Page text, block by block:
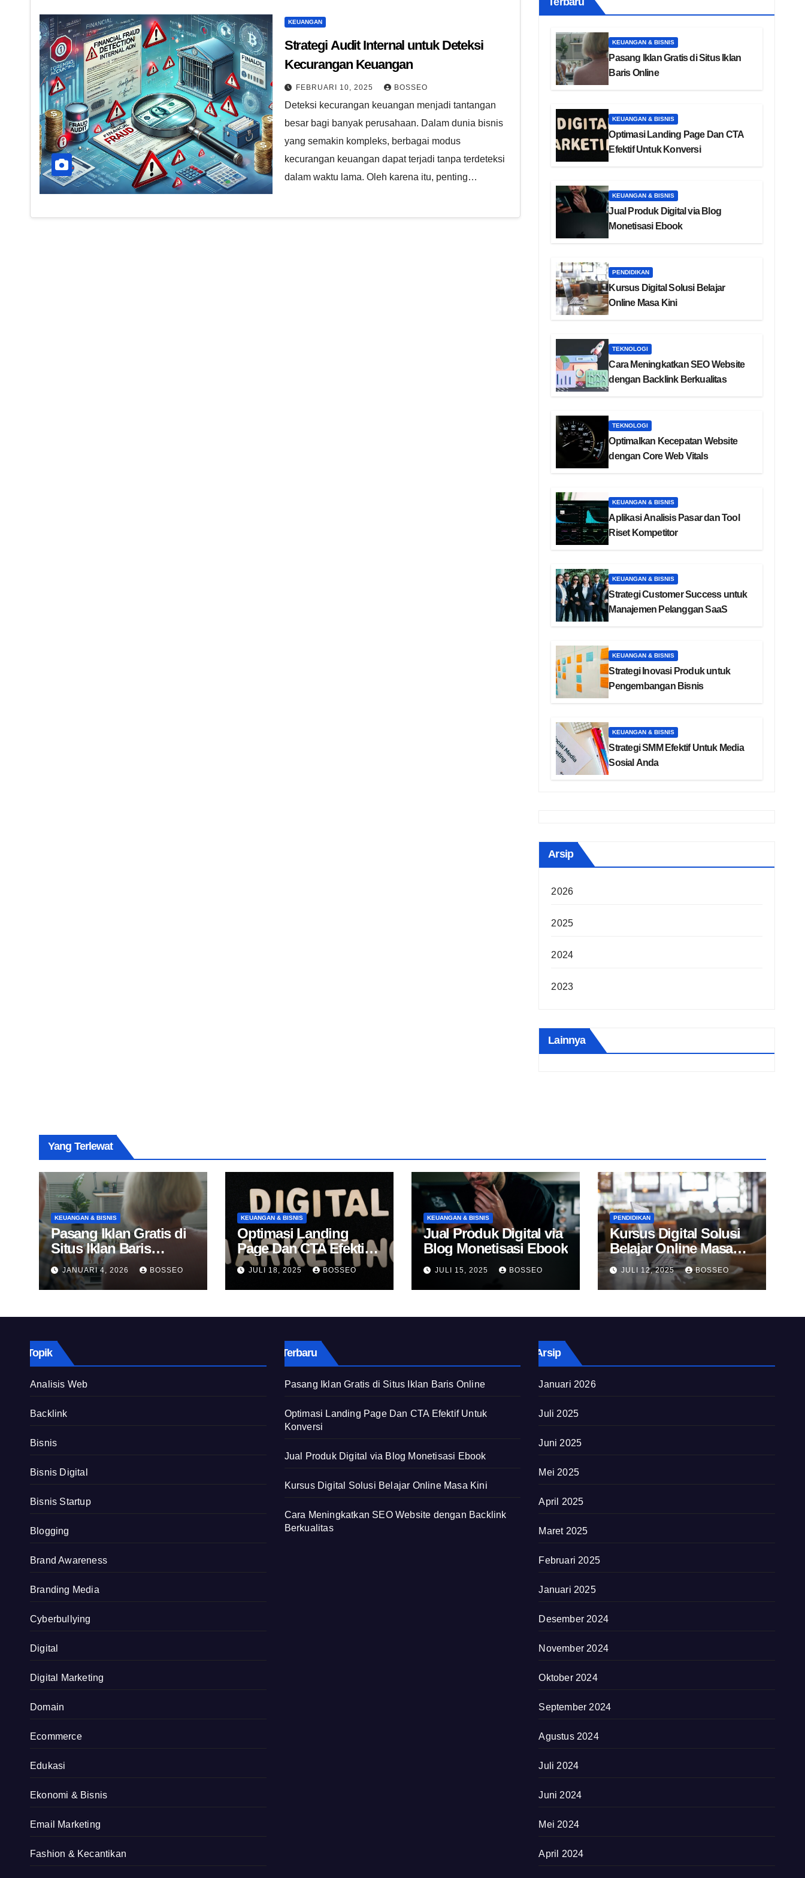
KEUANGAN
Strategi Audit Internal untuk Deteksi
Kecurangan Keuangan
FEBRUARI 10, 2025 BOSSEO
Deteksi kecurangan keuangan menjadi tantangan
besar bagi banyak perusahaan. Dalam dunia bisnis
yang semakin kompleks, berbagai modus
kecurangan keuangan dapat terjadi tanpa terdeteksi
dalam waktu lama. Oleh karena itu, penting…
KEUANGAN & BISNIS
Pasang Iklan Gratis di Situs Iklan
Baris Online
KEUANGAN & BISNIS
Optimasi Landing Page Dan CTA
Efektif Untuk Konversi
KEUANGAN & BISNIS
Jual Produk Digital via Blog
Monetisasi Ebook
PENDIDIKAN
Kursus Digital Solusi Belajar
Online Masa Kini
TEKNOLOGI
Cara Meningkatkan SEO Website
dengan Backlink Berkualitas
TEKNOLOGI
Optimalkan Kecepatan Website
dengan Core Web Vitals
KEUANGAN & BISNIS
Aplikasi Analisis Pasar dan Tool
Riset Kompetitor
KEUANGAN & BISNIS
Strategi Customer Success untuk
Manajemen Pelanggan SaaS
KEUANGAN & BISNIS
Strategi Inovasi Produk untuk
Pengembangan Bisnis
KEUANGAN & BISNIS
Strategi SMM Efektif Untuk Media
Sosial Anda
Arsip
2026
2025
2024
2023
Lainnya
Yang Terlewat
KEUANGAN & BISNIS
Pasang Iklan Gratis di
Situs Iklan Baris
Online
JANUARI 4, 2026 BOSSEO
KEUANGAN & BISNIS
Optimasi Landing
Page Dan CTA Efektif
Untuk Konversi
JULI 18, 2025 BOSSEO
KEUANGAN & BISNIS
Jual Produk Digital via
Blog Monetisasi Ebook
JULI 15, 2025 BOSSEO
PENDIDIKAN
Kursus Digital Solusi
Belajar Online Masa
KiniJULI 12, 2025 BOSSEO
Topik
Analisis Web
Backlink
Bisnis
Bisnis Digital
Bisnis Startup
Blogging
Brand Awareness
Branding Media
Cyberbullying
Digital
Digital Marketing
Domain
Ecommerce
Edukasi
Ekonomi & Bisnis
Email Marketing
Fashion & Kecantikan
Terbaru
Pasang Iklan Gratis di Situs Iklan Baris Online
Optimasi Landing Page Dan CTA Efektif Untuk
Konversi
Jual Produk Digital via Blog Monetisasi Ebook
Kursus Digital Solusi Belajar Online Masa Kini
Cara Meningkatkan SEO Website dengan Backlink
Berkualitas
Arsip
Januari 2026
Juli 2025
Juni 2025
Mei 2025
April 2025
Maret 2025
Februari 2025
Januari 2025
Desember 2024
November 2024
Oktober 2024
September 2024
Agustus 2024
Juli 2024
Juni 2024
Mei 2024
April 2024